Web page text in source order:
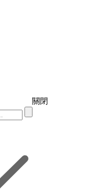
關閉